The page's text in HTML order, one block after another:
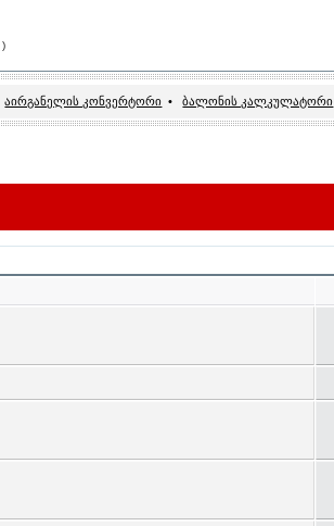
)
აირგანელის კონვერტორი • ბალონის კალკულატორი